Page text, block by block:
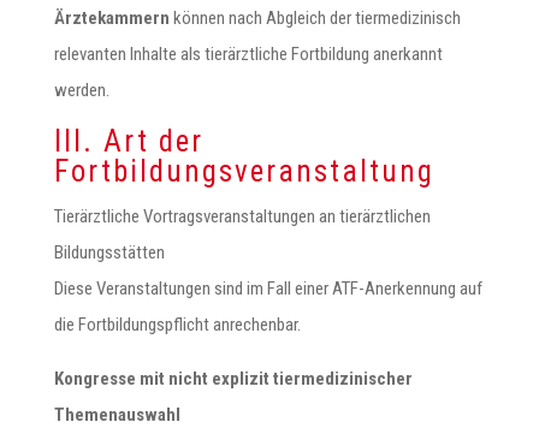
Ärztekammern können nach Abgleich der tiermedizinisch
relevanten Inhalte als tierärztliche Fortbildung anerkannt
werden.
III. Art der
Fortbildungsveranstaltung
Tierärztliche Vortragsveranstaltungen an tierärztlichen
Bildungsstätten
Diese Veranstaltungen sind im Fall einer ATF-Anerkennung auf
die Fortbildungspflicht anrechenbar.
Kongresse mit nicht explizit tiermedizinischer
Themenauswahl